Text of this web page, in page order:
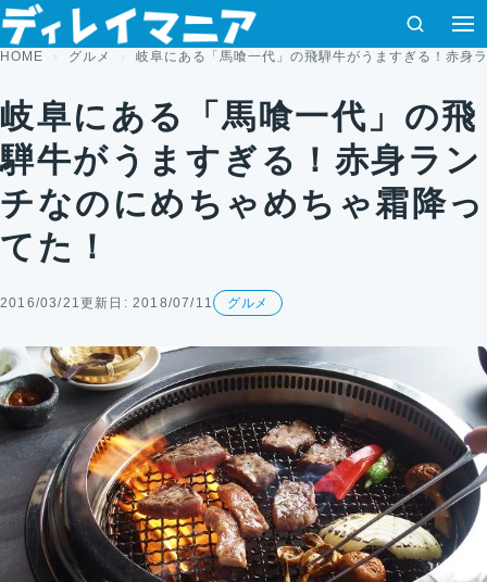
コンテンツへスキップ
検索
HOME グルメ 岐阜にある「馬喰一代」の飛騨牛がうますぎる！赤身
岐阜にある「馬喰一代」の飛
騨牛がうますぎる！赤身ラン
チなのにめちゃめちゃ霜降っ
てた！
2016/03/21更新日: 2018/07/11 グルメ